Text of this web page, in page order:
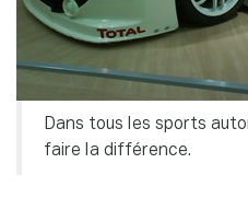
Dans tous les sports
faire la différence.